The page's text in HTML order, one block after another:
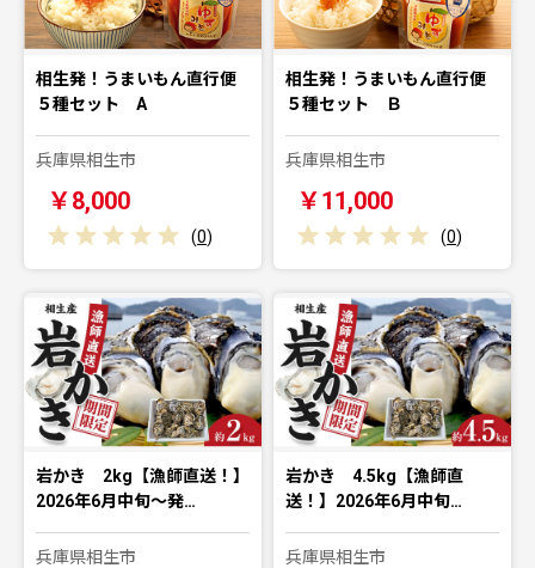
相生発！うまいもん直行便
５種セット A
兵庫県相生市
￥8,000
(0)
相生発！うまいもん直行便
５種セット Ｂ
兵庫県相生市
￥11,000
(0)
岩かき 2kg【漁師直送！】
2026年6月中旬～発…
兵庫県相生市
岩かき 4.5kg【漁師直
送！】2026年6月中旬…
兵庫県相生市